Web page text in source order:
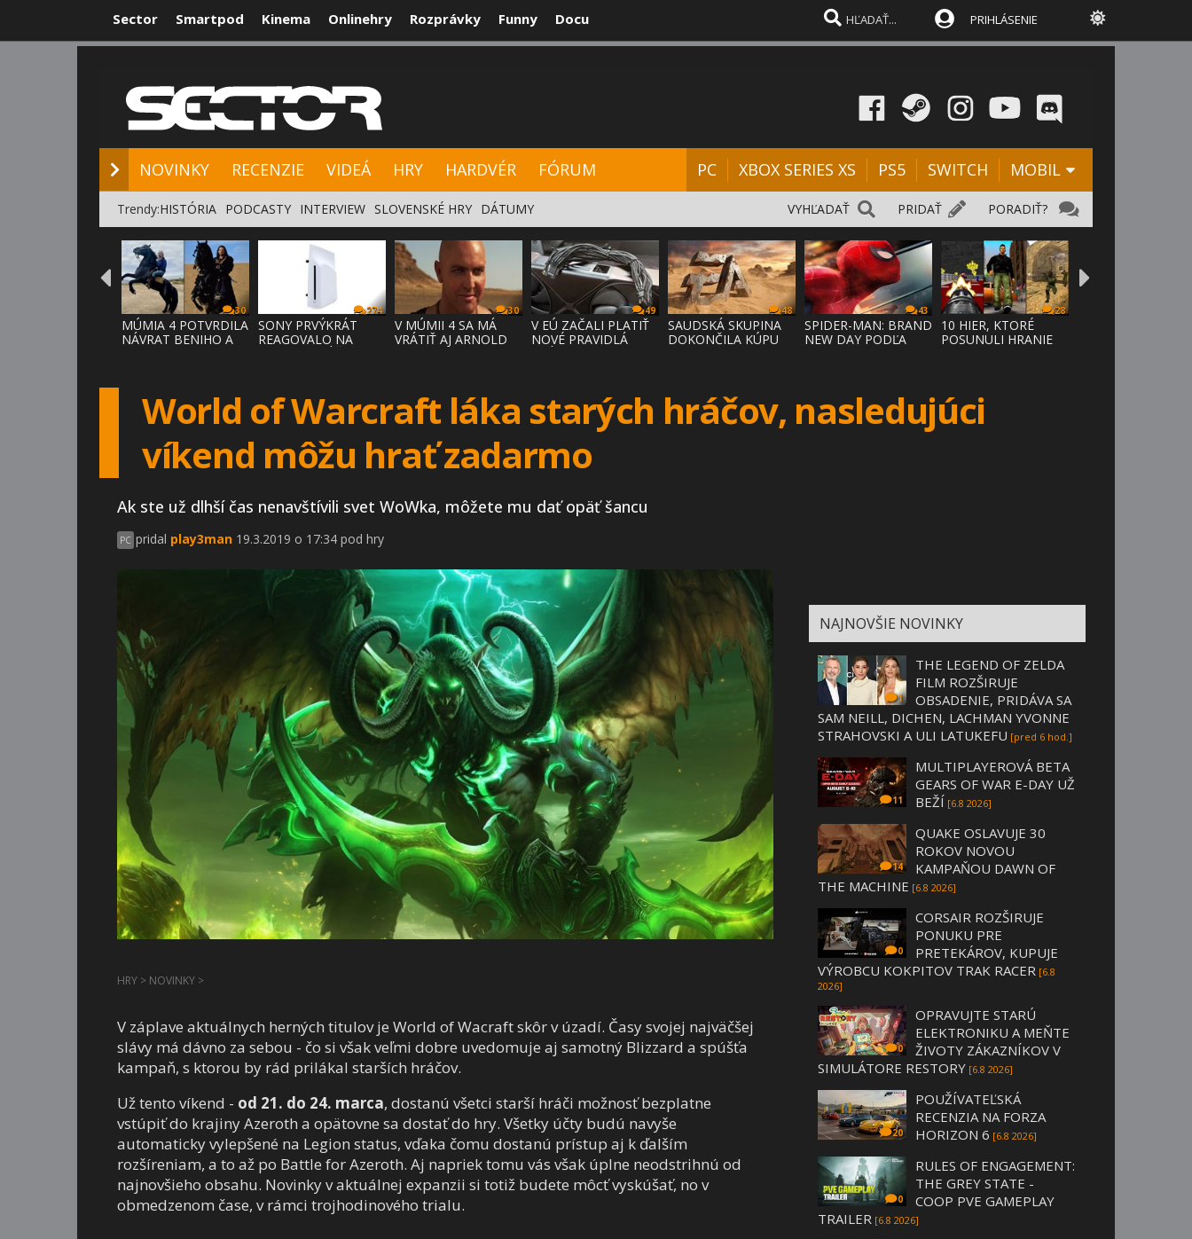
Sector Smartpod Kinema Onlinehry Rozprávky Funny Docu PRIHLÁSENIE
NOVINKY RECENZIE VIDEÁ HRY HARDVÉR FÓRUM PC XBOX SERIES XS PS5 SWITCH MOBIL
PORADIŤ?
PRIDAŤ
VYHĽADAŤ
Trendy:HISTÓRIA PODCASTY INTERVIEW SLOVENSKÉ HRY DÁTUMY
30
MÚMIA 4 POTVRDILA
NÁVRAT BENIHO A
274
SONY PRVÝKRÁT
REAGOVALO NA
30
V MÚMII 4 SA MÁ
VRÁTIŤ AJ ARNOLD
49
V EÚ ZAČALI PLATIŤ
NOVÉ PRAVIDLÁ
48
SAUDSKÁ SKUPINA
DOKONČILA KÚPU
43
SPIDER-MAN: BRAND
NEW DAY PODĽA
28
10 HIER, KTORÉ
POSUNULI HRANIE
World of Warcraft láka starých hráčov, nasledujúci
víkend môžu hrať zadarmo
Ak ste už dlhší čas nenavštívili svet WoWka, môžete mu dať opäť šancu
PC pridal play3man 19.3.2019 o 17:34 pod hry
HRY > NOVINKY >
V záplave aktuálnych herných titulov je World of Wacraft skôr v úzadí. Časy svojej najväčšej
slávy má dávno za sebou - čo si však veľmi dobre uvedomuje aj samotný Blizzard a spúšťa
kampaň, s ktorou by rád prilákal starších hráčov.
Už tento víkend - od 21. do 24. marca, dostanú všetci starší hráči možnosť bezplatne
vstúpiť do krajiny Azeroth a opätovne sa dostať do hry. Všetky účty budú navyše
automaticky vylepšené na Legion status, vďaka čomu dostanú prístup aj k ďalším
rozšíreniam, a to až po Battle for Azeroth. Aj napriek tomu vás však úplne neodstrihnú od
najnovšieho obsahu. Novinky v aktuálnej expanzii si totiž budete môcť vyskúšať, no v
obmedzenom čase, v rámci trojhodinového trialu.
NAJNOVŠIE NOVINKY
1
THE LEGEND OF ZELDA
FILM ROZŠIRUJE
OBSADENIE, PRIDÁVA SA
SAM NEILL, DICHEN, LACHMAN YVONNE
STRAHOVSKI A ULI LATUKEFU [pred 6 hod.]
11
MULTIPLAYEROVÁ BETA
GEARS OF WAR E-DAY UŽ
BEŽÍ [6.8 2026]
14
QUAKE OSLAVUJE 30
ROKOV NOVOU
KAMPAŇOU DAWN OF
THE MACHINE [6.8 2026]
0
CORSAIR ROZŠIRUJE
PONUKU PRE
PRETEKÁROV, KUPUJE
VÝROBCU KOKPITOV TRAK RACER [6.8
2026]
0
OPRAVUJTE STARÚ
ELEKTRONIKU A MEŇTE
ŽIVOTY ZÁKAZNÍKOV V
SIMULÁTORE RESTORY [6.8 2026]
20
POUŽÍVATEĽSKÁ
RECENZIA NA FORZA
HORIZON 6 [6.8 2026]
0
RULES OF ENGAGEMENT:
THE GREY STATE -
COOP PVE GAMEPLAY
TRAILER [6.8 2026]